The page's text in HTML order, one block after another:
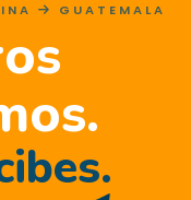
GUATEMALA